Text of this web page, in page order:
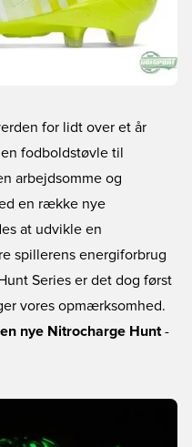
for lidt over et år
fodboldstøvle til
arbejdsomme og
en række nye
at udvikle en
spillerens energiforbrug
Series er det dog først
vores opmærksomhed.
nye Nitrocharge Hunt -